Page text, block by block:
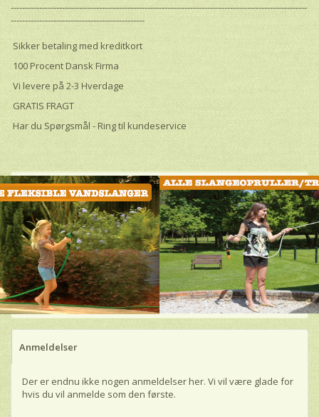
--------------------------------------------------------------------------------------------------------
-----------------------------------------------
Sikker betaling med kreditkort
100 Procent Dansk Firma
Vi levere på 2-3 Hverdage
GRATIS FRAGT
Har du Spørgsmål - Ring til kundeservice
Anmeldelser
Der er endnu ikke nogen anmeldelser her. Vi vil være glade for
hvis du vil anmelde som den første.